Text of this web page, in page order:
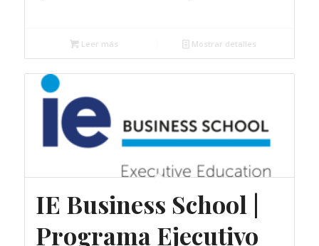
Leer más Mostrar detalles
IE Business School |
Programa Ejecutivo